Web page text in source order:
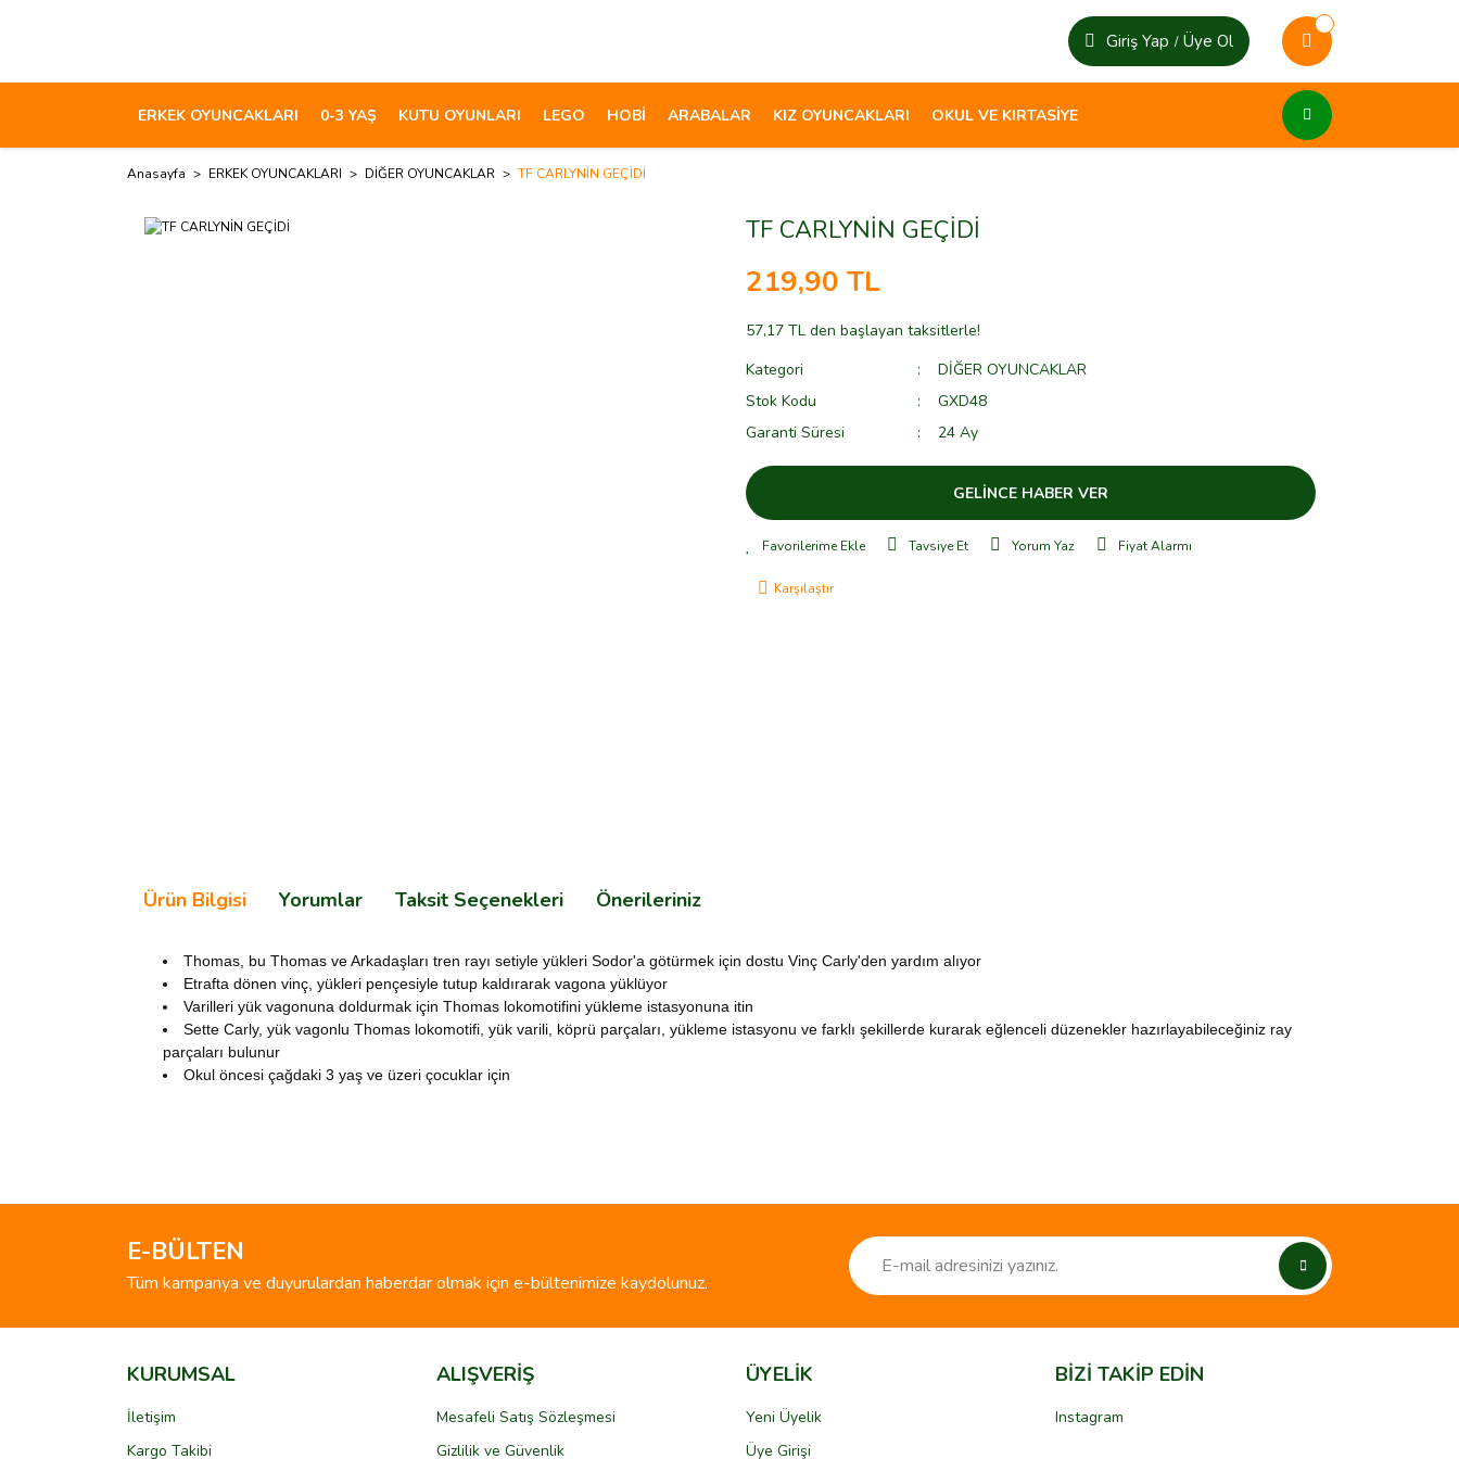
Giriş Yap / Üye Ol
ERKEK OYUNCAKLARI 0-3 YAŞ KUTU OYUNLARI LEGO HOBİ ARABALAR KIZ OYUNCAKLARI OKUL VE KIRTASİYE
Anasayfa ERKEK OYUNCAKLARI DİĞER OYUNCAKLAR TF CARLYNİN GEÇİDİ
TF CARLYNİN GEÇİDİ
219,90 TL
57,17 TL den başlayan taksitlerle!
Kategori
DİĞER OYUNCAKLAR
Stok Kodu
GXD48
Garanti Süresi
24 Ay
GELİNCE HABER VER
Tavsiye Et Yorum Yaz Fiyat Alarmı
Karşılaştır
Ürün Bilgisi Yorumlar Taksit Seçenekleri Önerileriniz
Thomas, bu Thomas ve Arkadaşları tren rayı setiyle yükleri Sodor'a götürmek için dostu Vinç Carly'den yardım alıyor
Etrafta dönen vinç, yükleri pençesiyle tutup kaldırarak vagona yüklüyor
Varilleri yük vagonuna doldurmak için Thomas lokomotifini yükleme istasyonuna itin
Sette Carly, yük vagonlu Thomas lokomotifi, yük varili, köprü parçaları, yükleme istasyonu ve farklı şekillerde kurarak eğlenceli düzenekler hazırlayabileceğiniz ray
parçaları bulunur
Okul öncesi çağdaki 3 yaş ve üzeri çocuklar için
Ürün resmi kalitesiz, bozuk veya görüntülenemiyor.
Bu ürüne benzer farklı alternatifler olmalı.
E-BÜLTEN
Tüm kampanya ve duyurulardan haberdar olmak için e-bültenimize kaydolunuz.
KURUMSAL
İletişim
Kargo Takibi
ALIŞVERİŞ
Mesafeli Satış Sözleşmesi
Gizlilik ve Güvenlik
ÜYELİK
Yeni Üyelik
Üye Girişi
BİZİ TAKİP EDİN
Instagram